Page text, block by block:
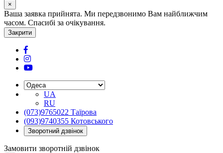
×
Ваша заявка прийнята. Ми передзвонимо Вам найближчим
часом. Спасибі за очікування.
Закрити
UA
RU
(073)9765022 Таїрова
(093)9740355 Котовського
Зворотний дзвінок
Замовити зворотній дзвінок